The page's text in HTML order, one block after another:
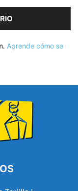
Aprende cómo se